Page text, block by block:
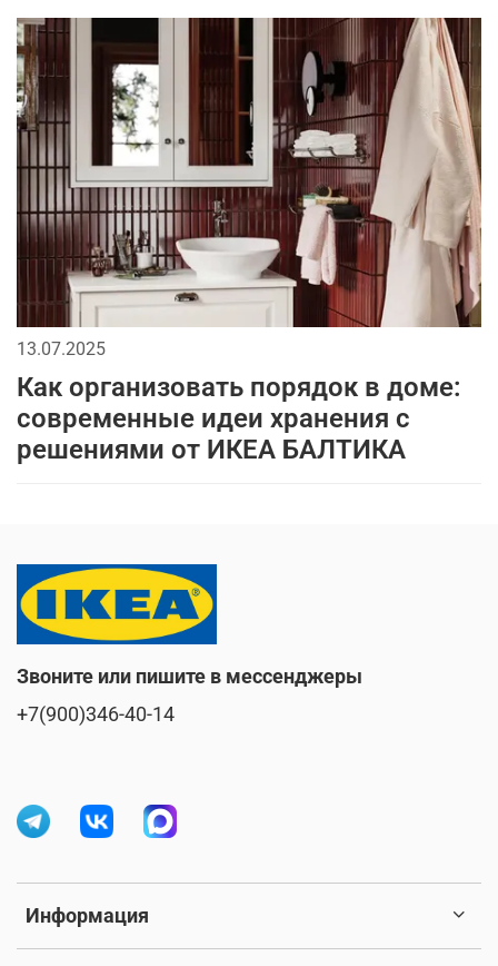
13.07.2025
Как организовать порядок в доме:
современные идеи хранения с
решениями от ИКЕА БАЛТИКА
Информация
Звоните или пишите в мессенджеры
+7(900)346-40-14